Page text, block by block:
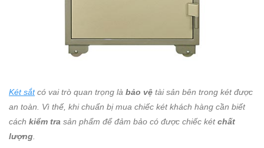
Két sắtcó vai trò quan trọng là bảo vệ tài sản bên trong két được
an toàn. Vì thế, khi chuẩn bị mua chiếc két khách hàng cần biết
cách kiểm tra sản phẩm để đảm bảo có được chiếc kétchất
lượng